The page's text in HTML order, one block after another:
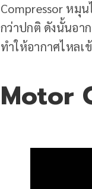
Compressor หมุ
กว่าปกติ ดังนั้นอา
ทำให้อากาศไหล
Motor